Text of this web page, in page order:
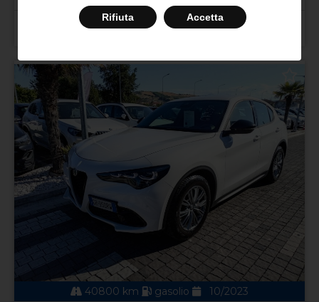
Prezzo 38.800,00 €
40800 km gasolio 10/2023
Rifiuta Accetta